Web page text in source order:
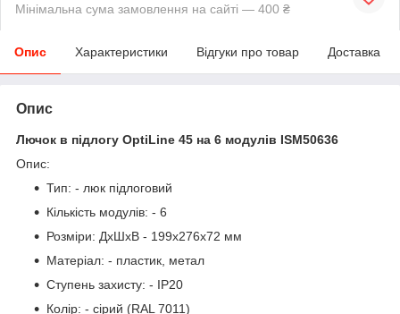
Мінімальна сума замовлення на сайті — 400 ₴
Опис Характеристики Відгуки про товар Доставка
Опис
Лючок в підлогу OptiLine 45 на 6 модулів ISM50636
Опис:
Тип: - люк підлоговий
Кількість модулів: - 6
Розміри: ДхШхВ - 199х276х72 мм
Матеріал: - пластик, метал
Ступень захисту: - IP20
Колір: - сірий (RAL 7011)